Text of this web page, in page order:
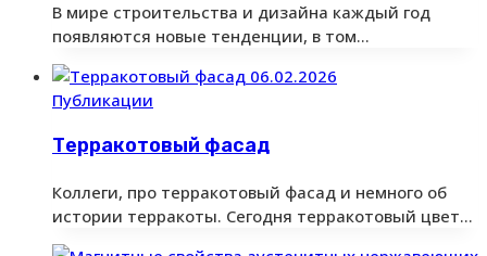
В мире строительства и дизайна каждый год
появляются новые тенденции, в том…
06.02.2026
Публикации
Терракотовый фасад
Коллеги, про терракотовый фасад и немного об
истории терракоты. Сегодня терракотовый цвет…